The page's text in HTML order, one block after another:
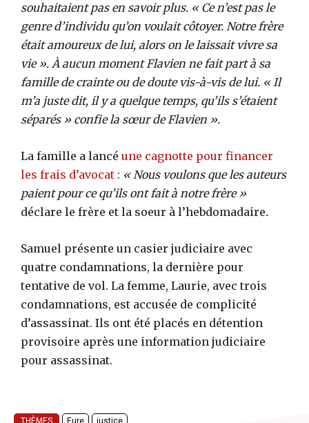
souhaitaient pas en savoir plus. « Ce n’est pas le
genre d’individu qu’on voulait côtoyer. Notre frère
était amoureux de lui, alors on le laissait vivre sa
vie ». À aucun moment Flavien ne fait part à sa
famille de crainte ou de doute vis-à-vis de lui. « Il
m’a juste dit, il y a quelque temps, qu’ils s’étaient
séparés » confie la sœur de Flavien ».
La famille a lancé une cagnotte pour financer
les frais d’avocat : « Nous voulons que les auteurs
paient pour ce qu’ils ont fait à notre frère »
déclare le frère et la soeur à l’hebdomadaire.
Samuel présente un casier judiciaire avec
quatre condamnations, la dernière pour
tentative de vol. La femme, Laurie, avec trois
condamnations, est accusée de complicité
d’assassinat. Ils ont été placés en détention
provisoire après une information judiciaire
pour assassinat.